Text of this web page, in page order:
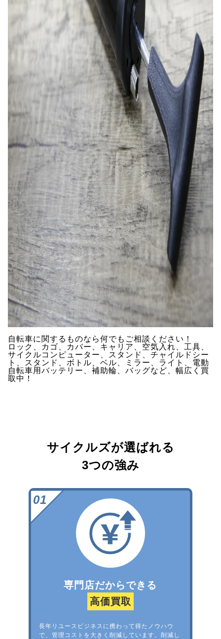
自転車に関するものなら何でもご相談ください！
ロック、カゴ、カバー、キャリア、空気入れ、工具、
サイクルコンピューター、スタンド、チャイルドシー
ト、スタンド、ボトル、ベル、ミラー、ライト、電動
自転車用バッテリー、補助輪、バッグなど、幅広く買
取中！
サイクルズが選ばれる
3つの強み
専門店だからできる
高価買取
長年リユースビジネスに携わって得たノウハウ
で、管理コストを大きく削減しています。削減し